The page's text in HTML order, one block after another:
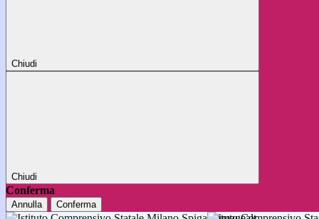
Chiudi
Chiudi
Conferma
Annulla Conferma